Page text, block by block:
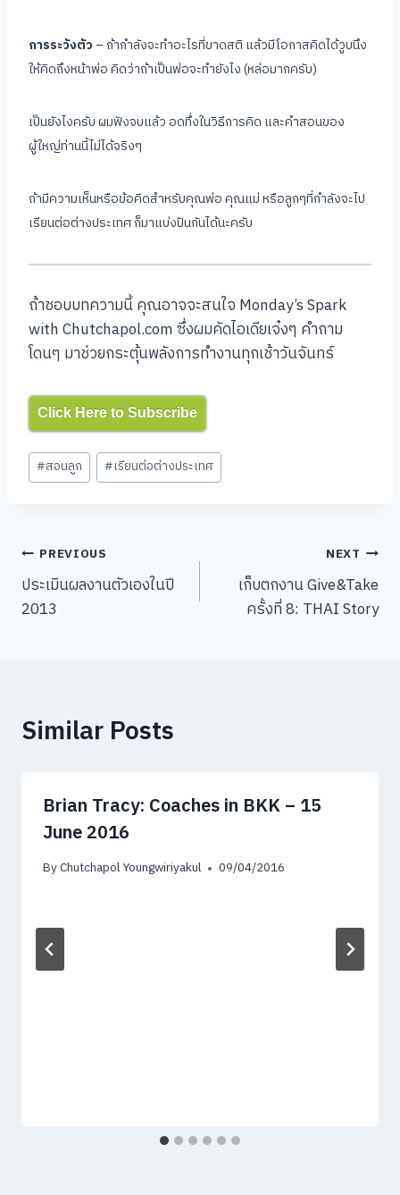
การระวังตัว – ถ้ากำลังจะทำอะไรที่ขาดสติ แล้วมีโอกาสคิดได้วูบนึง
ให้คิดถึงหน้าพ่อ คิดว่าถ้าเป็นพ่อจะทำยังไง (หล่อมากครับ)
เป็นยังไงครับ ผมฟังจบแล้ว อดทึ่งในวิธีการคิด และคำสอนของ
ผู้ใหญ่ท่านนี้ไม่ได้จริงๆ
ถ้ามีความเห็นหรือข้อคิดสำหรับคุณพ่อ คุณแม่ หรือลูกๆที่กำลังจะไป
เรียนต่อต่างประเทศ ก็มาแบ่งปันกันได้นะครับ
ถ้าชอบบทความนี้ คุณอาจจะสนใจ Monday’s Spark
with Chutchapol.com ซึ่งผมคัดไอเดียเจ๋งๆ คำถาม
โดนๆ มาช่วยกระตุ้นพลังการทำงานทุกเช้าวันจันทร์
Click Here to Subscribe
Post
Tags:
#สอนลูก #เรียนต่อต่างประเทศ
Post
navigation
PREVIOUS
ประเมินผลงานตัวเองในปี
2013
NEXT
เก็บตกงาน Give&Take
ครั้งที่ 8: THAI Story
Similar Posts
Brian Tracy: Coaches in BKK – 15
June 2016
ByChutchapol Youngwiriyakul 09/04/2016